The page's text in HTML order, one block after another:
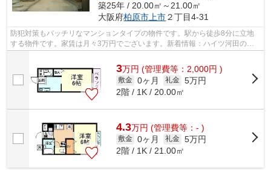
築25年 / 20.00㎡～21.00㎡
大阪府柏原市上市２丁目4-31
防犯対策もバッチリなマンションタイプの物件です。駅から徒歩8分に立地
する物件です。家賃は月々3万円でございます。新着情報：ハイツ河田の空
3万円 (管理費等：2,000円 )
敷金 0ヶ月 礼金 5万円
2階 / 1K / 20.00㎡
4.3万円 (管理費等：- )
敷金 0ヶ月 礼金 5万円
2階 / 1K / 21.00㎡